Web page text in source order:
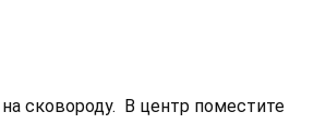
сковороду. В центр поместите